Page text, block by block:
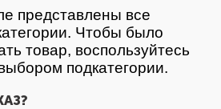
представлены все
Чтобы было
товар, воспользуйтесь
подкатегории.